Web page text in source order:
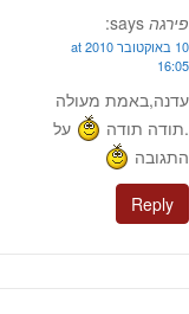
פירגה says:
10 באוקטובר 2010 at
16:05
עדנה,באמת מעולה
.תודה תודה
על
התגובה
Reply